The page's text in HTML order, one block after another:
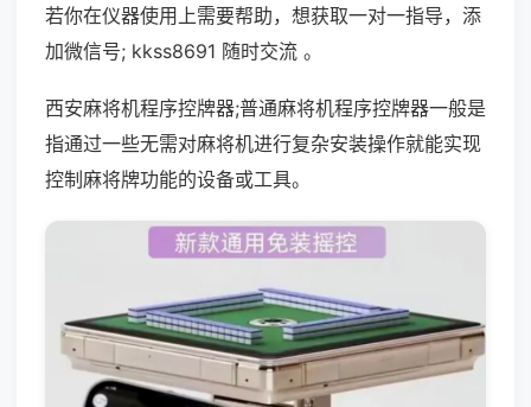
若你在仪器使用上需要帮助，想获取一对一指导，添
加微信号; kkss8691 随时交流 。
西安麻将机程序控牌器;普通麻将机程序控牌器一般是
指通过一些无需对麻将机进行复杂安装操作就能实现
控制麻将牌功能的设备或工具。